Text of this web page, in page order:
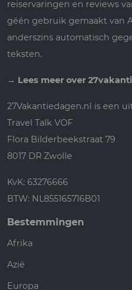
reiservaringen en reviews
géén gebruik gemaakt van
anderszins automatisch
teksten.
→ Lees meer over
27Vakantiedagen.nl is een
Travel Talk VOF
Flora Bilderbeekstraat 79
8017 DR Zwolle
KvK: 63276666
BTW: NL855165716B01
Bestemmingen
Afrika
Azië
Europa